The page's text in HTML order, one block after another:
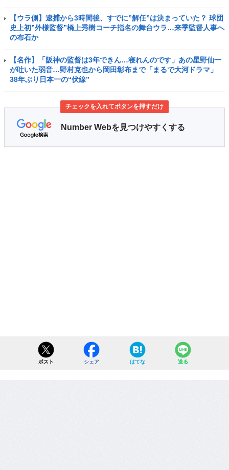
【ウラ側】逮捕から3時間後、すでに”解任”は決まっていた？ 球団
史上初”外様監督”橋上秀樹コーチ指名の舞台ウラ…来季監督人事へ
の布石か
【名作】「阪神の監督は3年できん…寝れんのです」あの星野仙一
が吐いた弱音…野村克也から岡田彰布まで「まるで大河ドラマ」
38年ぶり日本一の“伏線”
チェックを入れてボタンを押すだけ
Number Webを見つけやすくする
ポスト シェア はてな 送る